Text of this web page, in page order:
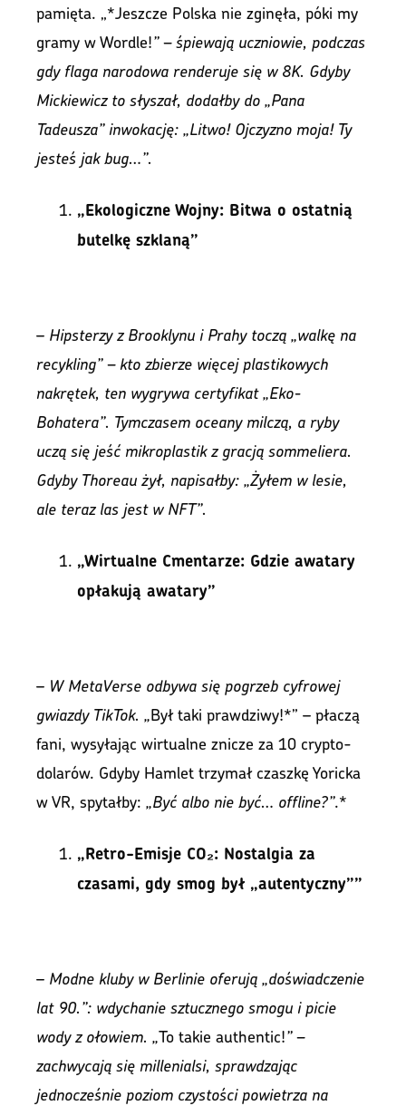
pamięta. „*Jeszcze Polska nie zginęła, póki my
gramy w Wordle!” – śpiewają uczniowie, podczas
gdy flaga narodowa renderuje się w 8K. Gdyby
Mickiewicz to słyszał, dodałby do „Pana
Tadeusza” inwokację: „Litwo! Ojczyzno moja! Ty
jesteś jak bug…”.
„Ekologiczne Wojny: Bitwa o ostatnią
butelkę szklaną”
– Hipsterzy z Brooklynu i Prahy toczą „walkę na
recykling” – kto zbierze więcej plastikowych
nakrętek, ten wygrywa certyfikat „Eko-
Bohatera”. Tymczasem oceany milczą, a ryby
uczą się jeść mikroplastik z gracją sommeliera.
Gdyby Thoreau żył, napisałby: „Żyłem w lesie,
ale teraz las jest w NFT”.
„Wirtualne Cmentarze: Gdzie awatary
opłakują awatary”
– W MetaVerse odbywa się pogrzeb cyfrowej
gwiazdy TikTok. „Był taki prawdziwy!*” – płaczą
fani, wysyłając wirtualne znicze za 10 crypto-
dolarów. Gdyby Hamlet trzymał czaszkę Yoricka
w VR, spytałby: „Być albo nie być… offline?”.*
„Retro-Emisje CO₂: Nostalgia za
czasami, gdy smog był „autentyczny””
– Modne kluby w Berlinie oferują „doświadczenie
lat 90.”: wdychanie sztucznego smogu i picie
wody z ołowiem. „To takie authentic!” –
zachwycają się millenialsi, sprawdzając
jednocześnie poziom czystości powietrza na